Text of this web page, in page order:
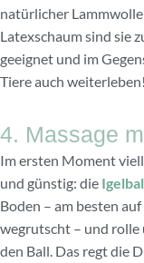
natürlicher
Latexschaum sind sie
geeignet und im
Tiere auch weiterleben!
4. Massage
Im ersten Moment
und günstig: die
Boden – am besten
wegrutscht – und
den Ball. Das regt die